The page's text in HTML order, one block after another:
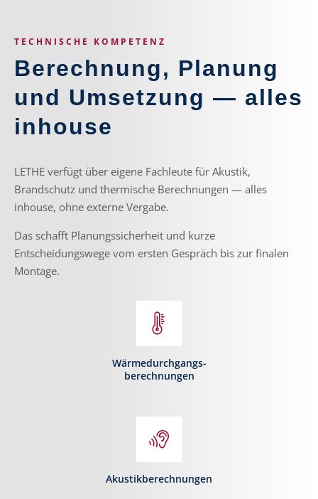
TECHNISCHE KOMPETENZ
Berechnung, Planung
und Umsetzung — alles
inhouse
LETHE verfügt über eigene Fachleute für Akustik,
Brandschutz und thermische Berechnungen — alles
inhouse, ohne externe Vergabe.
Das schafft Planungssicherheit und kurze
Entscheidungswege vom ersten Gespräch bis zur finalen
Montage.
Wärmedurchgangs-
berechnungen
Akustikberechnungen